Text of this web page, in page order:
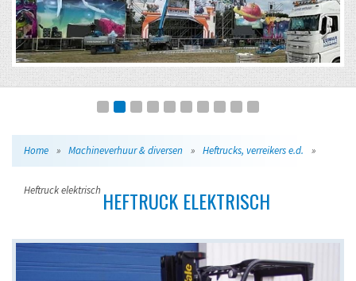
Home » Machineverhuur & diversen » Heftrucks, verreikers e.d. »
Heftruck elektrisch HEFTRUCK ELEKTRISCH